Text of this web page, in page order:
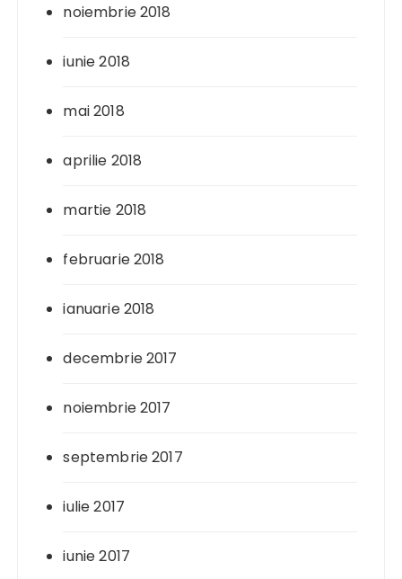
noiembrie 2018
iunie 2018
mai 2018
aprilie 2018
martie 2018
februarie 2018
ianuarie 2018
decembrie 2017
noiembrie 2017
septembrie 2017
iulie 2017
iunie 2017